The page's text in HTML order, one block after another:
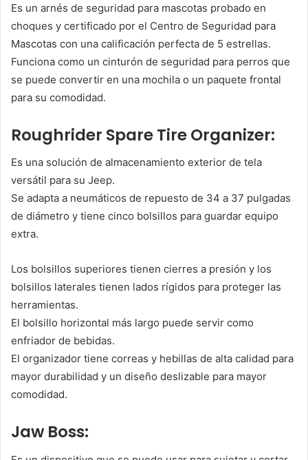
Es un arnés de seguridad para mascotas probado en
choques y certificado por el Centro de Seguridad para
Mascotas con una calificación perfecta de 5 estrellas.
Funciona como un cinturón de seguridad para perros que
se puede convertir en una mochila o un paquete frontal
para su comodidad.
Roughrider Spare Tire Organizer:
Es una solución de almacenamiento exterior de tela
versátil para su Jeep.
Se adapta a neumáticos de repuesto de 34 a 37 pulgadas
de diámetro y tiene cinco bolsillos para guardar equipo
extra.
Los bolsillos superiores tienen cierres a presión y los
bolsillos laterales tienen lados rígidos para proteger las
herramientas.
El bolsillo horizontal más largo puede servir como
enfriador de bebidas.
El organizador tiene correas y hebillas de alta calidad para
mayor durabilidad y un diseño deslizable para mayor
comodidad.
Jaw Boss: